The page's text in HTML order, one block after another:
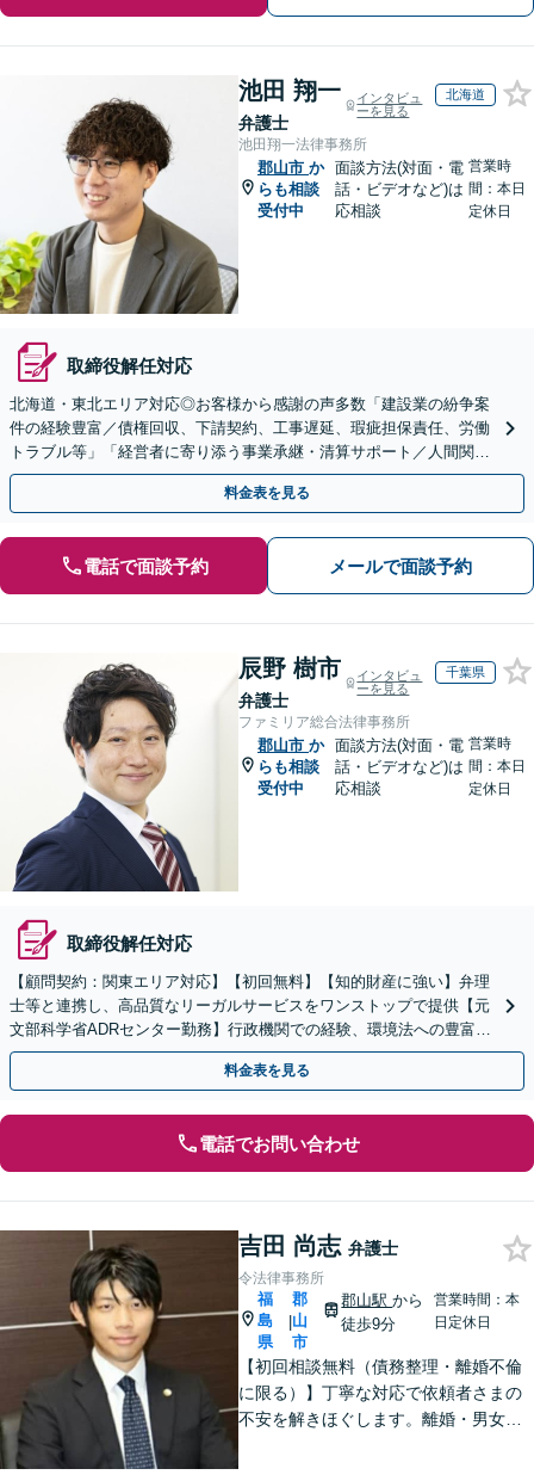
池田 翔一
弁護士
インタビュ
ーを見る
北海道
池田翔一法律事務所
郡山市 か
らも相談
受付中
面談方法(対面・電
話・ビデオなど)は
応相談
営業時
間：本日
定休日
取締役解任対応
北海道・東北エリア対応◎お客様から感謝の声多数「建設業の紛争案
件の経験豊富／債権回収、下請契約、工事遅延、瑕疵担保責任、労働
トラブル等」「経営者に寄り添う事業承継・清算サポート／人間関係
を含め総合的アドバイス」顧問契約／WEB面談／夜間相談
料金表を見る
電話で面談予約 メールで面談予約
辰野 樹市
弁護士
インタビュ
ーを見る
千葉県
ファミリア総合法律事務所
郡山市 か
らも相談
受付中
面談方法(対面・電
話・ビデオなど)は
応相談
営業時
間：本日
定休日
取締役解任対応
【顧問契約：関東エリア対応】【初回無料】【知的財産に強い】弁理
士等と連携し、高品質なリーガルサービスをワンストップで提供【元
文部科学省ADRセンター勤務】行政機関での経験、環境法への豊富な
知識を活かし、事業者さまの抱える問題を解決へ導きます
料金表を見る
電話でお問い合わせ
吉田 尚志 弁護士
令法律事務所
福
島
県
|
郡
山
市
郡山駅から
徒歩9分
営業時間：本
日定休日
【初回相談無料（債務整理・離婚不倫
に限る）】丁寧な対応で依頼者さまの
不安を解きほぐします。離婚・男女問